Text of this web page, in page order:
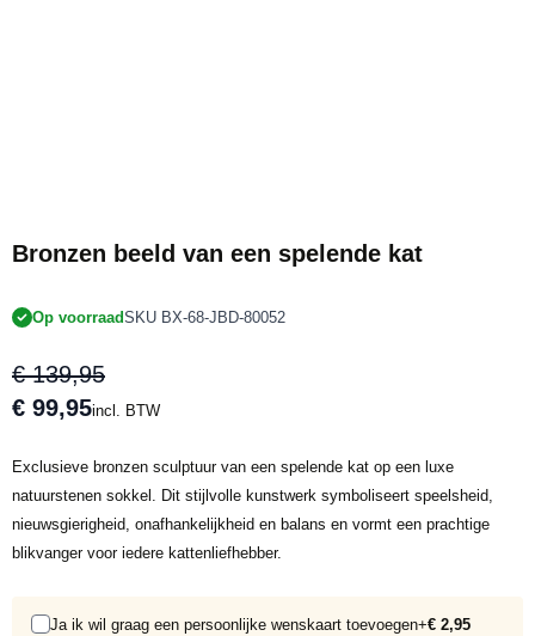
Bronzen beeld van een spelende kat
Op voorraadSKU BX-68-JBD-80052
€ 139,95
€ 99,95incl. BTW
Exclusieve bronzen sculptuur van een spelende kat op een luxe
natuurstenen sokkel. Dit stijlvolle kunstwerk symboliseert speelsheid,
nieuwsgierigheid, onafhankelijkheid en balans en vormt een prachtige
blikvanger voor iedere kattenliefhebber.
Ja ik wil graag een persoonlijke wenskaart toevoegen+€ 2,95